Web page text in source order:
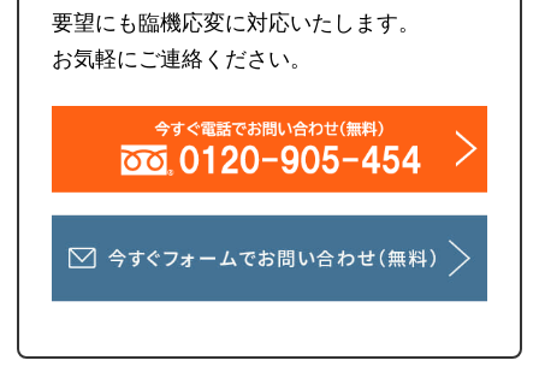
要望にも臨機応変に対応いたします。
お気軽にご連絡ください。